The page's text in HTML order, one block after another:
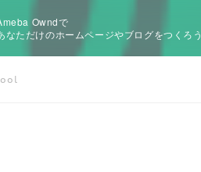
Owndで
なただけのホームページやブログをつくろう